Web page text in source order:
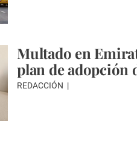
Multado en
plan de adopción
REDACCIÓN